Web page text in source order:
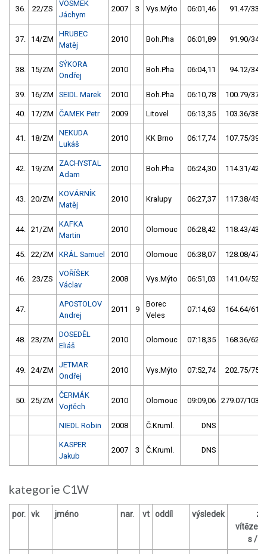
36. 22/ZS
VOSMEK
Jáchym
2007 3 Vys.Mýto 06:01,46 91.47/33,9
37. 14/ZM
HRUBEC
Matěj
2010 Boh.Pha 06:01,89 91.90/34,0
38. 15/ZM
SÝKORA
Ondřej
2010 Boh.Pha 06:04,11 94.12/34,9
39. 16/ZM SEIDL Marek 2010 Boh.Pha 06:10,78 100.79/37,3
40. 17/ZM ČAMEK Petr 2009 Litovel 06:13,35 103.36/38,3
41. 18/ZM
NEKUDA
Lukáš
2010 KK Brno 06:17,74 107.75/39,9
42. 19/ZM
ZACHYSTAL
Adam
2010 Boh.Pha 06:24,30 114.31/42,3
43. 20/ZM
KOVÁRNÍK
Matěj
2010 Kralupy 06:27,37 117.38/43,5
44. 21/ZM
KAFKA
Martin
2010 Olomouc 06:28,42 118.43/43,9
45. 22/ZM KRÁL Samuel 2010 Olomouc 06:38,07 128.08/47,4
46. 23/ZS
VOŘÍŠEK
Václav
2008 Vys.Mýto 06:51,03 141.04/52,2
47.
APOSTOLOV
Andrej
2011 9
Borec
Veles
07:14,63 164.64/61,0
48. 23/ZM
DOSEDĚL
Eliáš
2010 Olomouc 07:18,35 168.36/62,4
49. 24/ZM
JETMAR
Ondřej
2010 Vys.Mýto 07:52,74 202.75/75,1
50. 25/ZM
ČERMÁK
Vojtěch
2010 Olomouc 09:09,06 279.07/103,4
NIEDL Robin 2008 Č.Kruml. DNS
KASPER
Jakub
2007 3 Č.Kruml. DNS
kategorie C1W
por. vk jméno nar. vt oddíl výsledek
za
vítězem
s / %